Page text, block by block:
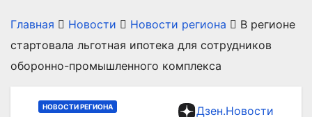
Главная Новости Новости региона
В регионе
стартовала льготная ипотека для сотрудников
оборонно-промышленного комплекса
Дзен.Новости
НОВОСТИ РЕГИОНА